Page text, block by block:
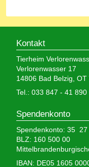
Kontakt
Tierheim
Verlorenwasser 17
14806 Bad Belzig, OT
Tel.: 033 847 - 41 890
Spendenkonto
Spendenkonto: 35 27
BLZ: 160 500 00
IBAN: DE05 1605